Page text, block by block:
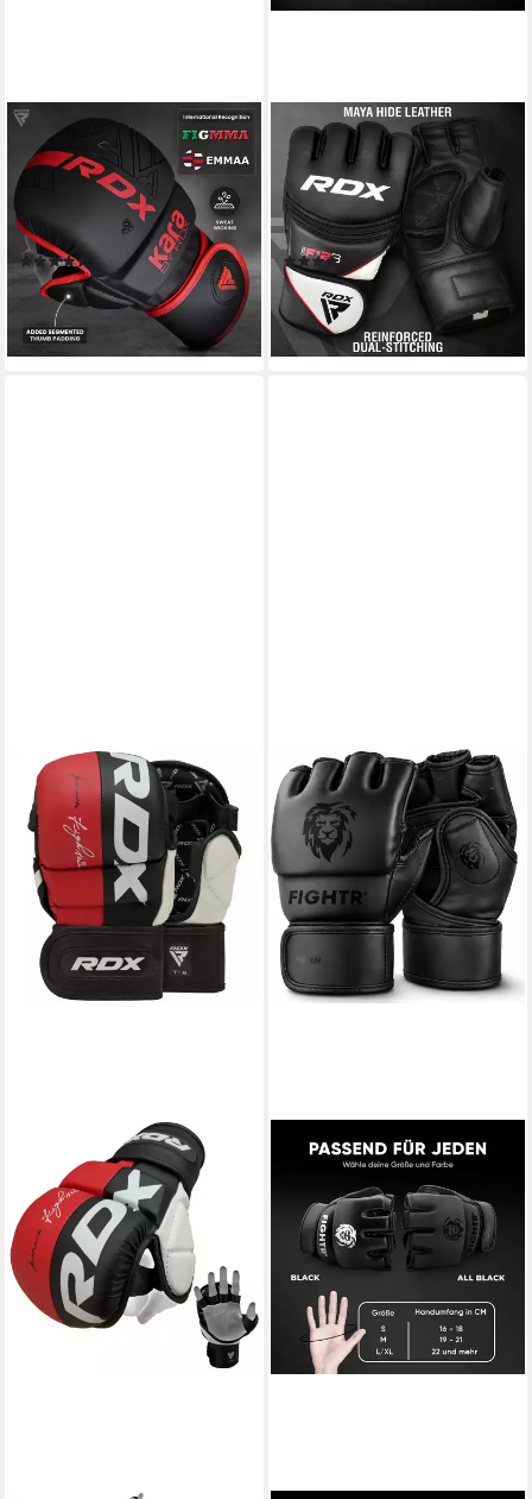
RDX SPORTS
MMA-Handschuhe RDX MMA
Handschuhe, MMA Gloves für
Kampfsport Grappling
Training
(10)
37,99 €
lieferbar - in 3-4 Werktagen bei dir
RDX SPORTS
MMA-Handschuhe RDX
Professionelle MMA
Handschuhe, MMA Gloves
Kampfsport Boxsack
(14)
32,99 €
lieferbar - in 3-4 Werktagen bei dir